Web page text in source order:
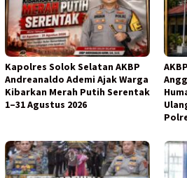
Kapolres Solok Selatan AKBP
Andreanaldo Ademi Ajak Warga
Kibarkan Merah Putih Serentak
1–31 Agustus 2026